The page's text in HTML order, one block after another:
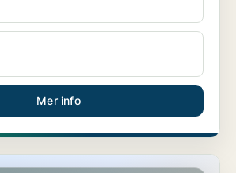
Mer info